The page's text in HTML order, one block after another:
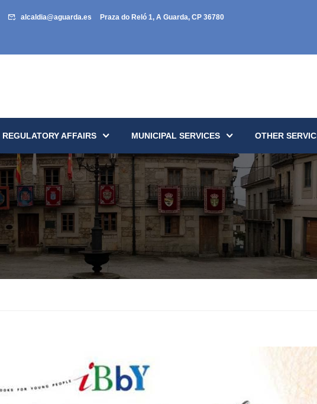
alcaldia@aguarda.es Praza do Reló 1, A Guarda, CP 36780
REGULATORY AFFAIRS MUNICIPAL SERVICES OTHER